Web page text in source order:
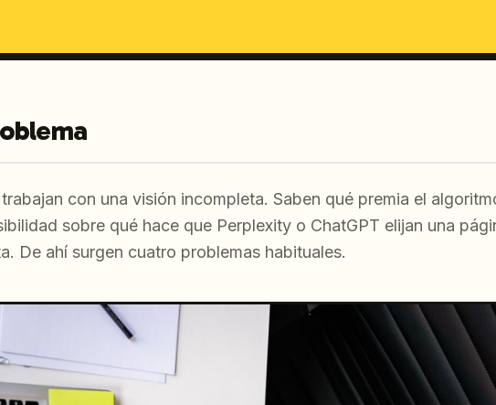
con una visión incompleta. Saben qué premia el
sobre qué hace que Perplexity o ChatGPT elijan una
De ahí surgen cuatro problemas habituales.